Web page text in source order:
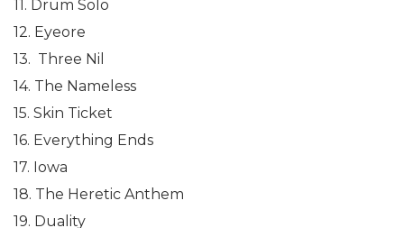
11. Drum Solo
12. Eyeore
13. Three Nil
14. The Nameless
15. Skin Ticket
16. Everything Ends
17. Iowa
18. The Heretic Anthem
19. Duality